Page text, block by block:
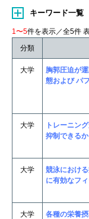
キーワード一覧
1〜5件を表示／全5件
分類
大学
胸郭圧迫が
態および パ
大学
トレーニン
抑制できるか
大学
競泳におけ
に有効なフ
大学
各種の栄養